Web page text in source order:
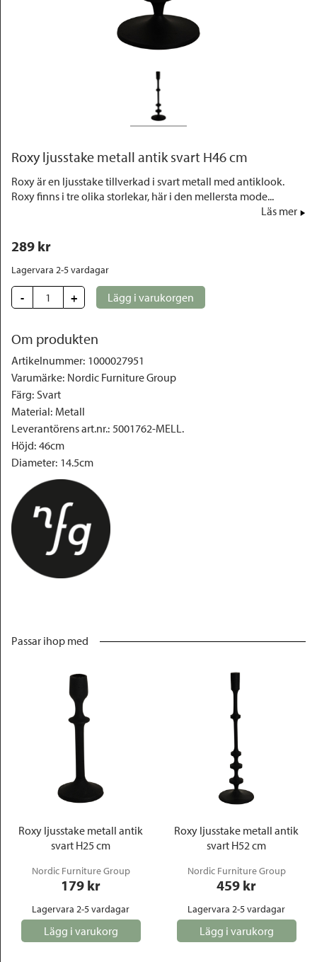
Roxy ljusstake metall antik svart H46 cm
Roxy är en ljusstake tillverkad i svart metall med antiklook.
Roxy finns i tre olika storlekar, här i den mellersta mode...
Läs mer
289 kr
Lagervara 2-5 vardagar
- + Lägg i varukorgen
Om produkten
Artikelnummer: 1000027951
Varumärke: Nordic Furniture Group
Färg: Svart
Material: Metall
Leverantörens art.nr.: 5001762-MELL.
Höjd: 46cm
Diameter: 14.5cm
Passar ihop med
Roxy ljusstake metall antik
svart H25 cm
Nordic Furniture Group
179 kr
Lagervara 2-5 vardagar
Lägg i varukorg
Roxy ljusstake metall antik
svart H52 cm
Nordic Furniture Group
459 kr
Lagervara 2-5 vardagar
Lägg i varukorg